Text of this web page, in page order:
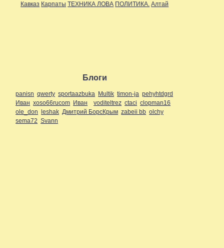
Кавказ Карпаты ТЕХНИКА ЛОВА ПОЛИТИКА. Алтай
Блоги
panisn qwerty sportaazbuka Multik timon-ja pehyhtdgrd
Иван xoso66rucom Иван voditeltrez ctaci clopman16
ole_don leshak Дмитрий БорсКрым zabeii bb olchy
sema72 Svann